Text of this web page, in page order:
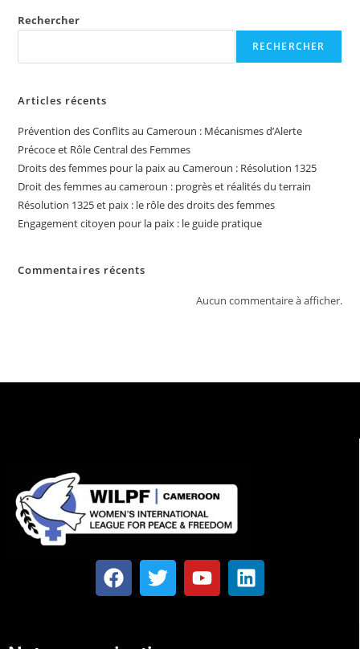
Rechercher
RECHERCHER
Articles récents
Prévention des Conflits au Cameroun : Mécanismes d’Alerte
Précoce et Rôle Central des Femmes
Droits des femmes pour la paix au Cameroun : Résolution 1325
Droit des femmes au cameroun : progrès et réalités du terrain
Résolution 1325 et paix : le rôle des droits des femmes
Engagement citoyen pour la paix : le guide pratique
Commentaires récents
Aucun commentaire à afficher.